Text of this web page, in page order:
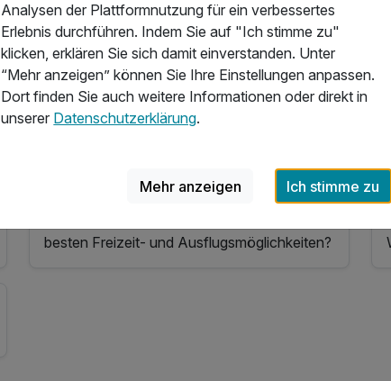
In welchem Hotel in Wildschönau kann man
besten Freizeit- und Ausflugsmöglichkeiten?
Analysen der Plattformnutzung für ein verbessertes
Erlebnis durchführen. Indem Sie auf "Ich stimme zu"
klicken, erklären Sie sich damit einverstanden. Unter
“Mehr anzeigen” können Sie Ihre Einstellungen anpassen.
Dort finden Sie auch weitere Informationen oder direkt in
unserer Datenschutzerklärung.
Mehr anzeigen Ich stimme zu